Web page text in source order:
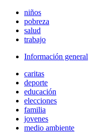
niños
pobreza
salud
trabajo
Información general
caritas
deporte
educación
elecciones
familia
jovenes
medio ambiente